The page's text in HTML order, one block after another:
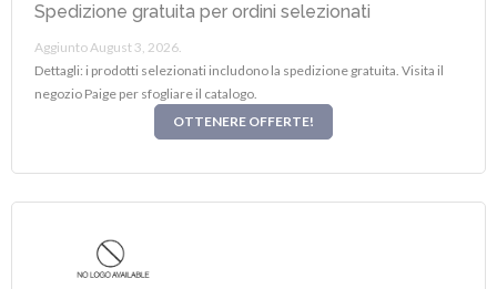
Spedizione gratuita per ordini selezionati
Aggiunto August 3, 2026.
Dettagli: i prodotti selezionati includono la spedizione gratuita. Visita il
negozio Paige per sfogliare il catalogo.
OTTENERE OFFERTE!